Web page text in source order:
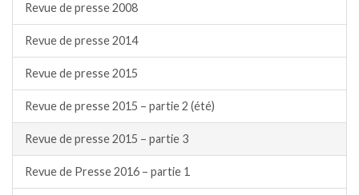
Revue de presse 2008
Revue de presse 2014
Revue de presse 2015
Revue de presse 2015 – partie 2 (été)
Revue de presse 2015 – partie 3
Revue de Presse 2016 – partie 1